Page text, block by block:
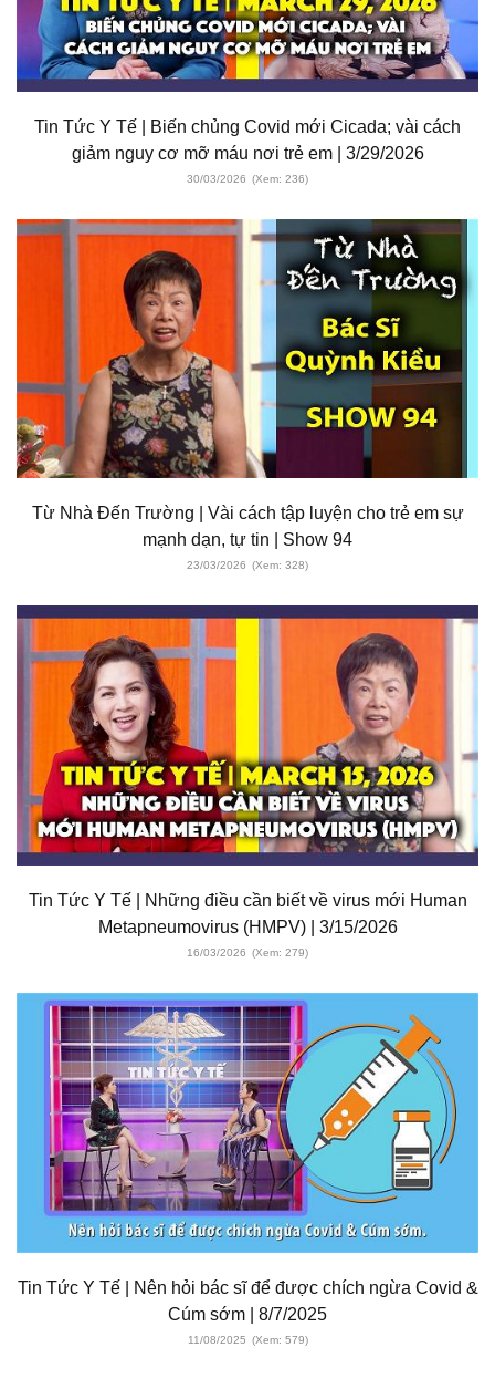
Tin Tức Y Tế | Biến chủng Covid mới Cicada; vài cách
giảm nguy cơ mỡ máu nơi trẻ em | 3/29/2026
30/03/2026 (Xem: 236)
Từ Nhà Đến Trường | Vài cách tập luyện cho trẻ em sự
mạnh dạn, tự tin | Show 94
23/03/2026 (Xem: 328)
Tin Tức Y Tế | Những điều cần biết về virus mới Human
Metapneumovirus (HMPV) | 3/15/2026
16/03/2026 (Xem: 279)
Tin Tức Y Tế | Nên hỏi bác sĩ để được chích ngừa Covid &
Cúm sớm | 8/7/2025
11/08/2025 (Xem: 579)